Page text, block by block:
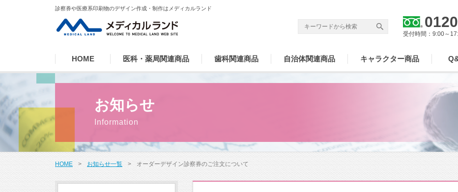
診察券や医療系印刷物のデザイン作成・制作はメディカルランド
受付時間：9:00～
HOME 医科・薬局関連商品 歯科関連商品 自治体関連商品 キャラクター商品
お知らせ
HOME > お知らせ一覧 > オーダーデザイン診察券のご注文について